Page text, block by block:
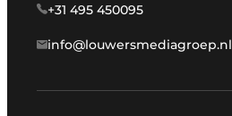
+31 495 450095
info@louwersmediagroep.nl